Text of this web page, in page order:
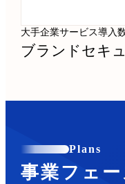
大手企業サービス導入
ブランドセキ
Plans
事業フェ